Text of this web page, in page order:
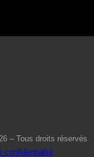
– Tous droits réservés
confidentialité